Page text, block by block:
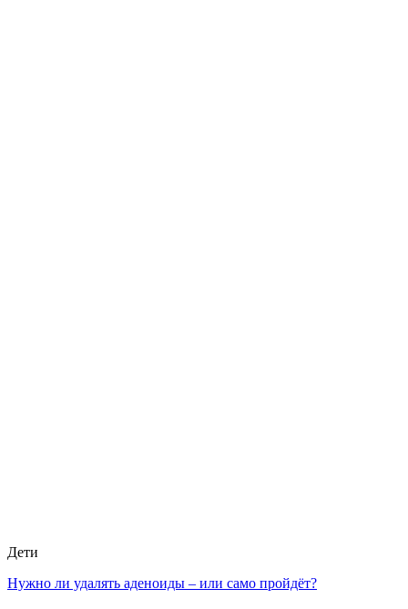
Дети
Нужно ли удалять аденоиды – или само пройдёт?